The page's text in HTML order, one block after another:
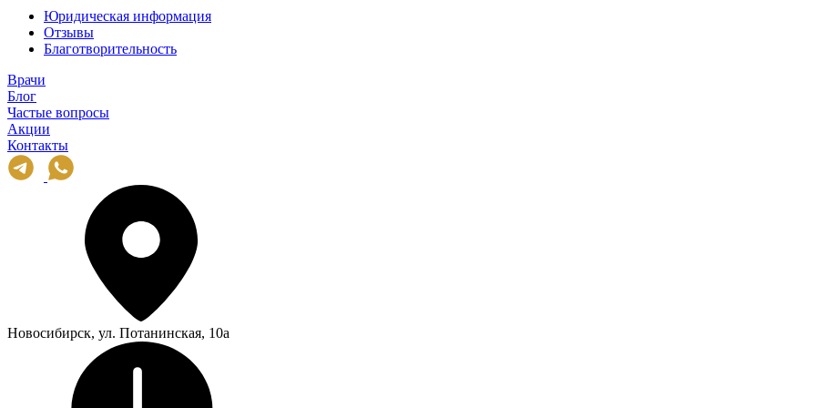
Юридическая информация
Отзывы
Благотворительность
Врачи
Блог
Частые вопросы
Акции
Контакты
Новосибирск, ул. Потанинская, 10а